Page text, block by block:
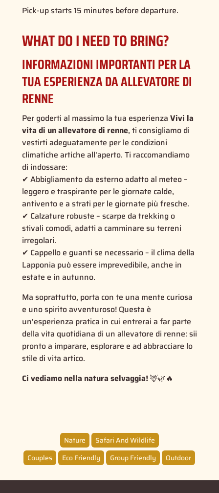
Pick-up starts 15 minutes before departure.
WHAT DO I NEED TO BRING?
INFORMAZIONI IMPORTANTI PER LA
TUA ESPERIENZA DA ALLEVATORE DI
RENNE
Per goderti al massimo la tua esperienza Vivi la
vita di un allevatore di renne, ti consigliamo di
vestirti adeguatamente per le condizioni
climatiche artiche all'aperto. Ti raccomandiamo
di indossare:
✔ Abbigliamento da esterno adatto al meteo –
leggero e traspirante per le giornate calde,
antivento e a strati per le giornate più fresche.
✔ Calzature robuste – scarpe da trekking o
stivali comodi, adatti a camminare su terreni
irregolari.
✔ Cappello e guanti se necessario – il clima della
Lapponia può essere imprevedibile, anche in
estate e in autunno.
Ma soprattutto, porta con te una mente curiosa
e uno spirito avventuroso! Questa è
un'esperienza pratica in cui entrerai a far parte
della vita quotidiana di un allevatore di renne: sii
pronto a imparare, esplorare e ad abbracciare lo
stile di vita artico.
Ci vediamo nella natura selvaggia!🦌🌿🔥
Nature
Safari And Wildlife
Couples
Eco Friendly Group Friendly Outdoor